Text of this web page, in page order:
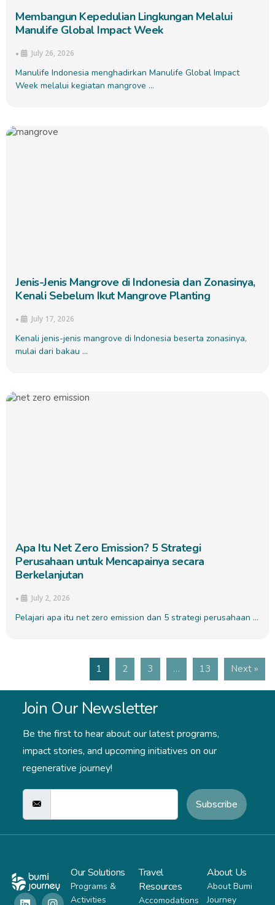
Membangun Kepedulian Lingkungan Melalui
Manulife Global Impact Week
• July 26, 2026
Manulife Indonesia menghadirkan Manulife Global Impact
Week melalui kegiatan mangrove …
Jenis-Jenis Mangrove di Indonesia dan Zonasinya,
Kenali Sebelum Ikut Mangrove Planting
• July 17, 2026
Kenali jenis-jenis mangrove di Indonesia beserta zonasinya,
mulai dari bakau …
Apa Itu Net Zero Emission? 5 Strategi
Perusahaan untuk Mencapainya secara
Berkelanjutan
• July 2, 2026
Pelajari apa itu net zero emission dan 5 strategi perusahaan …
1 2 3 … 13 Next »
Join Our Newsletter
Be the first to hear about our latest programs,
impact stories, and upcoming initiatives on our
regenerative journey!
Subscribe
Our Solutions
Programs &
Activities
Travel
Resources
Accomodations
About Us
About Bumi
Journey